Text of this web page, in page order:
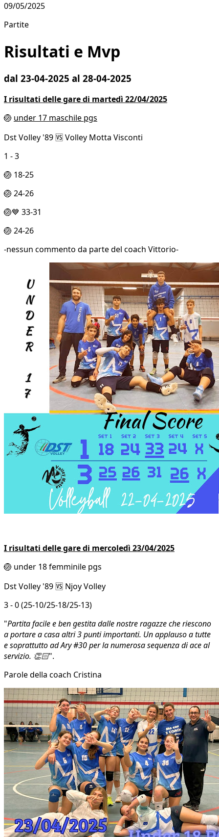
09/05/2025
Partite
Risultati e Mvp
dal 23-04-2025 al 28-04-2025
I risultati delle gare di martedì 22/04/2025
🏐 under 17 maschile pgs
Dst Volley '89 🆚 Volley Motta Visconti
1 - 3
🏐 18-25
🏐 24-26
🏐💙 33-31
🏐 24-26
-nessun commento da parte del coach Vittorio-
I risultati delle gare di mercoledì 23/04/2025
🏐 under 18 femminile pgs
Dst Volley '89 🆚 Njoy Volley
3 - 0 (25-10/25-18/25-13)
"Partita facile e ben gestita dalle nostre ragazze che riescono
a portare a casa altri 3 punti importanti. Un applauso a tutte
e soprattutto ad Ary #30 per la numerosa sequenza di ace al
servizio. 👏🏻".
Parole della coach Cristina